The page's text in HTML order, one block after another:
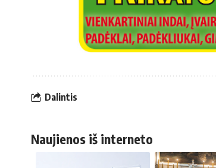
Dalintis
Naujienos iš interneto